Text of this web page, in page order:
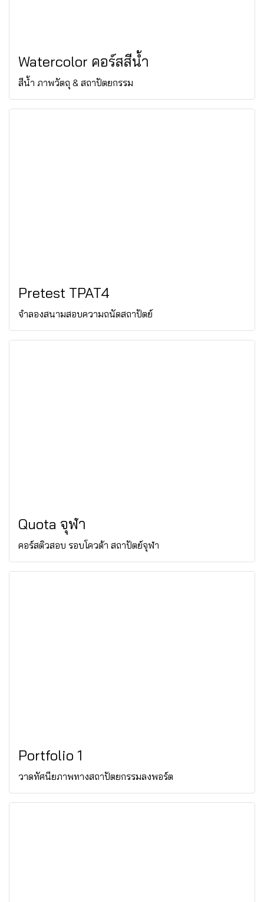
Watercolor คอร์สสีน้ำ
สีน้ำ ภาพวัตถุ & สถาปัตยกรรม
Pretest TPAT4
จำลองสนามสอบความถนัดสถาปัตย์
Quota จุฬา
คอร์สติวสอบ รอบโควต้า สถาปัตย์จุฬา
Portfolio 1
วาดทัศนียภาพทางสถาปัตยกรรมลงพอร์ต